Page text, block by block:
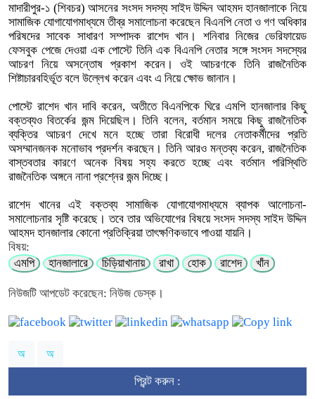
মাদারীপুর-১ (শিবচর) আসনের সংসদ সদস্য সাইদ উদ্দিন আহমদ হানজালাকে নিয়ে
সামাজিক যোগাযোগমাধ্যমে তীব্র সমালোচনা করেছেন বিএনপি নেতা ও গণ অধিকার
পরিষদের সাবেক সাধারণ সম্পাদক রাশেদ খান। শনিবার নিজের ভেরিফায়েড
ফেসবুক পেজে দেওয়া এক পোস্টে তিনি এক বিএনপি নেতার সঙ্গে সংসদ সদস্যের
আচরণ নিয়ে অসন্তোষ প্রকাশ করেন। ওই আচরণকে তিনি রাজনৈতিক
শিষ্টাচারবহির্ভূত বলে উল্লেখ করেন এবং এ নিয়ে ক্ষোভ জানান।
পোস্টে রাশেদ খান দাবি করেন, অতীতে বিএনপিকে ঘিরে এমপি হানজালার কিছু
বক্তব্যও বিতর্কের জন্ম দিয়েছিল। তিনি বলেন, বর্তমান সময়ে কিছু রাজনৈতিক
ব্যক্তির আচরণ দেখে মনে হচ্ছে তারা বিরোধী দলের নেতাকর্মীদের প্রতি
অসম্মানজনক মনোভাব প্রদর্শন করছেন। তিনি আরও মন্তব্য করেন, রাজনৈতিক
বাস্তবতার কারণে অনেক বিষয় সহ্য করতে হচ্ছে এবং বর্তমান পরিস্থিতি
রাজনৈতিক অঙ্গনে নানা প্রশ্নের জন্ম দিচ্ছে।
রাশেদ খানের এই বক্তব্য সামাজিক যোগাযোগমাধ্যমে ব্যাপক আলোচনা-
সমালোচনার সৃষ্টি করেছে। তবে তার অভিযোগের বিষয়ে সংসদ সদস্য সাইদ উদ্দিন
আহমদ হানজালার কোনো প্রতিক্রিয়া তাৎক্ষণিকভাবে পাওয়া যায়নি।
বিষয়:
এমপি
হানজালারে চিড়িয়াখানায় রাখা হোক রাশেদ খাঁন
নিউজটি আপডেট করেছেন: নিউজ ডেস্ক।
অ অ
প্রিন্ট করুন :